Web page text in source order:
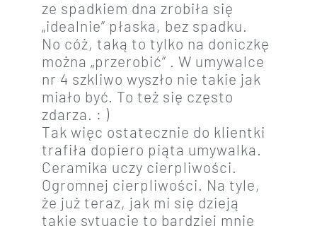
ze spadkiem dna zrobiła się
„idealnie” płaska, bez spadku.
No cóż, taką to tylko na doniczkę
można „przerobić” . W umywalce
nr 4 szkliwo wyszło nie takie jak
miało być. To też się często
zdarza. : )
Tak więc ostatecznie do klientki
trafiła dopiero piąta umywalka.
Ceramika uczy cierpliwości.
Ogromnej cierpliwości. Na tyle,
że już teraz, jak mi się dzieją
takie sytuacje to bardziej mnie